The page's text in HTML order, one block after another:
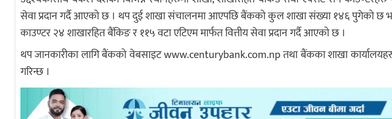
सेवा प्रदान गर्दै आएको छ । थप दुई शाखा संचालनमा आएपछि बैंकको कुल शाखा संख्या १४६ पुगेको
काउण्टर २४ शाखारहित बैंकिङ र ११५ वटा एटिएम मार्फत वित्तीय सेवा प्रदान गर्दै आएको छ ।
थप जानकारीका लागि बैंकको वेबसाइट www.centurybank.com.np तथा बैंकका शाखा
गरिन्छ ।